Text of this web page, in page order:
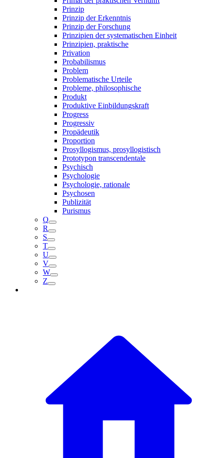
Prinzip
Prinzip der Erkenntnis
Prinzip der Forschung
Prinzipien der systematischen Einheit
Prinzipien, praktische
Privation
Probabilismus
Problem
Problematische Urteile
Probleme, philosophische
Produkt
Produktive Einbildungskraft
Progress
Progressiv
Propädeutik
Proportion
Prosyllogismus, prosyllogistisch
Prototypon transcendentale
Psychisch
Psychologie
Psychologie, rationale
Psychosen
Publizität
Purismus
Q
R
S
T
U
V
W
Z